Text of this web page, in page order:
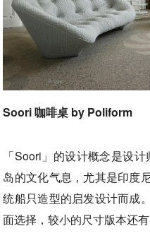
Soori 咖啡桌 by Poliform
「Soori」的设计概念是设
岛的文化气息，尤其是印度
统船只造型的启发设计而成
面选择，较小的尺寸版本还